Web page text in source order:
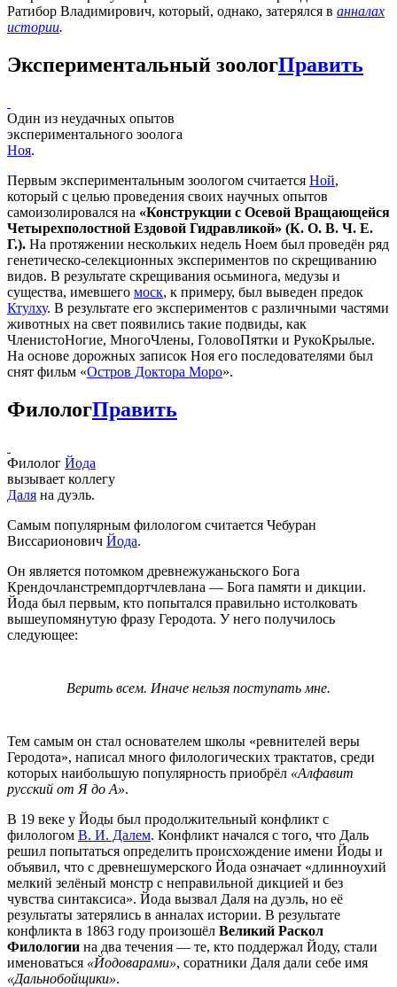
Ратибор Владимирович, который, однако, затерялся в анналах
истории.
Экспериментальный зоологПравить
Один из неудачных опытов
экспериментального зоолога
Ноя.
Первым экспериментальным зоологом считается Ной,
который с целью проведения своих научных опытов
самоизолировался на «Конструкции с Осевой Вращающейся
Четырехполостной Ездовой Гидравликой» (К. О. В. Ч. Е.
Г.). На протяжении нескольких недель Ноем был проведён ряд
генетическо-селекционных экспериментов по скрещиванию
видов. В результате скрещивания осьминога, медузы и
существа, имевшего моск, к примеру, был выведен предок
Ктулху. В результате его экспериментов с различными частями
животных на свет появились такие подвиды, как
ЧленистоНогие, МногоЧлены, ГоловоПятки и РукоКрылые.
На основе дорожных записок Ноя его последователями был
снят фильм «Остров Доктора Моро».
ФилологПравить
Филолог Йода
вызывает коллегу
Даля на дуэль.
Самым популярным филологом считается Чебуран
Виссарионович Йода.
Он является потомком древнежужаньского Бога
Крендочланстремпдортчлевлана — Бога памяти и дикции.
Йода был первым, кто попытался правильно истолковать
вышеупомянутую фразу Геродота. У него получилось
следующее:
Верить всем. Иначе нельзя поступать мне.
Тем самым он стал основателем школы «ревнителей веры
Геродота», написал много филологических трактатов, среди
которых наибольшую популярность приобрёл «Алфавит
русский от Я до А».
В 19 веке у Йоды был продолжительный конфликт с
филологом В. И. Далем. Конфликт начался с того, что Даль
решил попытаться определить происхождение имени Йоды и
объявил, что с древнешумерского Йода означает «длинноухий
мелкий зелёный монстр с неправильной дикцией и без
чувства синтаксиса». Йода вызвал Даля на дуэль, но её
результаты затерялись в анналах истории. В результате
конфликта в 1863 году произошёл Великий Раскол
Филологии на два течения — те, кто поддержал Йоду, стали
именоваться «Йодоварами», соратники Даля дали себе имя
«Дальнобойщики».